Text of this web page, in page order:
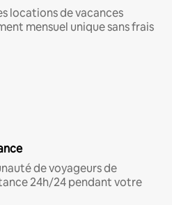
locations de vacances
mensuel unique sans frais
de voyageurs de
24h/24 pendant votre